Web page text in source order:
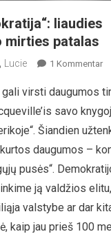
liaudies
mirties patalas
Lucie 1 KommentarZu
virsti daugumos
savo
Šiandien
daugumos –
pusės“.
ją valdžios elitu,
valstybe ar dar
kaip jau prieš 100